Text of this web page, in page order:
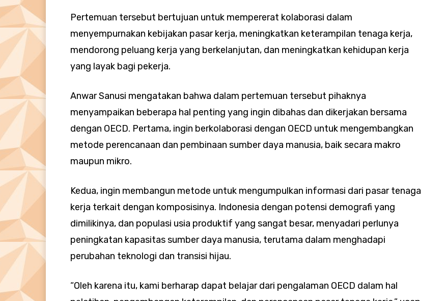
Pertemuan tersebut bertujuan untuk mempererat kolaborasi dalam
menyempurnakan kebijakan pasar kerja, meningkatkan keterampilan tenaga kerja,
mendorong peluang kerja yang berkelanjutan, dan meningkatkan kehidupan kerja
yang layak bagi pekerja.
Anwar Sanusi mengatakan bahwa dalam pertemuan tersebut pihaknya
menyampaikan beberapa hal penting yang ingin dibahas dan dikerjakan bersama
dengan OECD. Pertama, ingin berkolaborasi dengan OECD untuk mengembangkan
metode perencanaan dan pembinaan sumber daya manusia, baik secara makro
maupun mikro.
Kedua, ingin membangun metode untuk mengumpulkan informasi dari pasar tenaga
kerja terkait dengan komposisinya. Indonesia dengan potensi demografi yang
dimilikinya, dan populasi usia produktif yang sangat besar, menyadari perlunya
peningkatan kapasitas sumber daya manusia, terutama dalam menghadapi
perubahan teknologi dan transisi hijau.
“Oleh karena itu, kami berharap dapat belajar dari pengalaman OECD dalam hal